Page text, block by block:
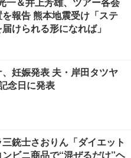
報告 熊本地震受け「ステ
けられる形になれば」
妊娠発表 夫・岸田タツヤ
念日に発表
銃士さおりん「ダイエット
ビニ商品で“混ぜるだけ”ヘ